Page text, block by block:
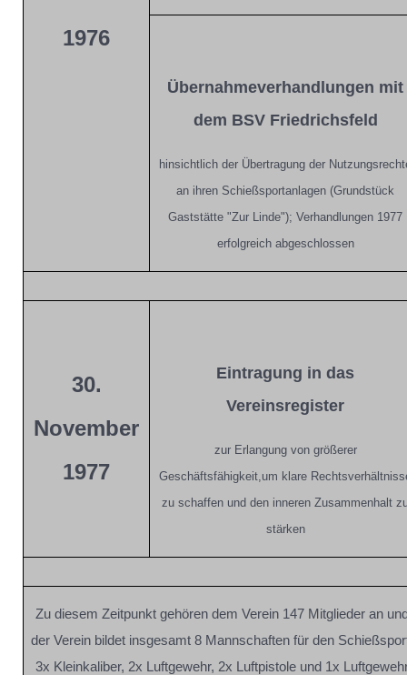
1976
Übernahmeverhandlungen mit
dem BSV Friedrichsfeld
hinsichtlich der Übertragung der
an ihren Schießsportanlagen (Grundstück
Gaststätte "Zur Linde"); Verhandlungen 1977
erfolgreich abgeschlossen
30.
November
1977
Eintragung in das
Vereinsregister
zur Erlangung von größerer
Geschäftsfähigkeit,um klare
zu schaffen und den inneren Zusammenhalt
stärken
Zu diesem Zeitpunkt gehören dem Verein 147 Mitglieder an
der Verein bildet insgesamt 8 Mannschaften für den
3x Kleinkaliber, 2x Luftgewehr, 2x Luftpistole und 1x